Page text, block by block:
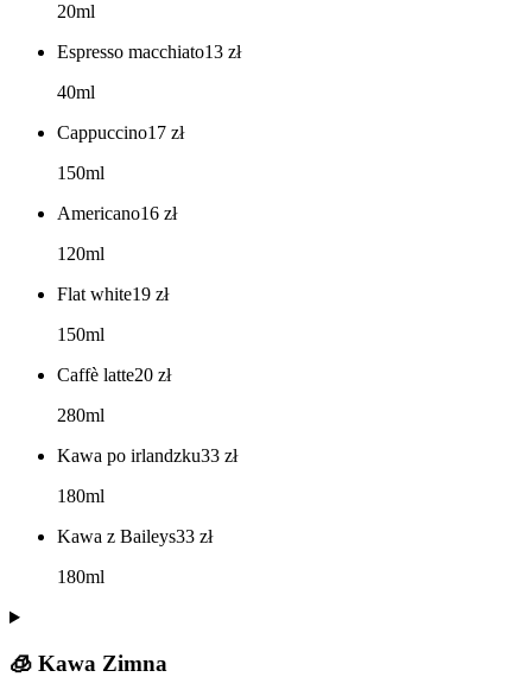
20ml
Espresso macchiato13 zł
40ml
Cappuccino17 zł
150ml
Americano16 zł
120ml
Flat white19 zł
150ml
Caffè latte20 zł
280ml
Kawa po irlandzku33 zł
180ml
Kawa z Baileys33 zł
180ml
🧊 Kawa Zimna